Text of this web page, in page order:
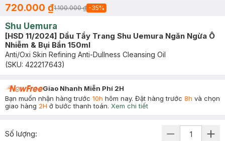
720.000 ₫1.100.000 ₫ -35%
Shu Uemura
[HSD 11/2024] Dầu Tẩy Trang Shu Uemura Ngăn Ngừa Ô
Nhiễm & Bụi Bẩn 150ml
Anti/Oxi Skin Refining Anti-Dullness Cleansing Oil
(SKU: 422217643)
Giao Nhanh Miễn Phí 2H
Bạn muốn nhận hàng trước 10h hôm nay. Đặt hàng trước 8h và chọn
giao hàng 2H ở bước thanh toán. Xem chi tiết
Số lượng: